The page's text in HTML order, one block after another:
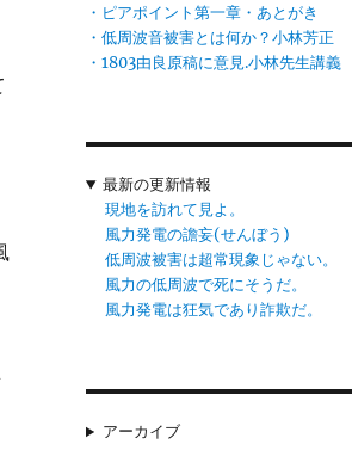
・ピアポイント第一章・あとがき
・低周波音被害とは何か？小林芳正
・1803由良原稿に意見.小林先生講義
最新の更新情報
現地を訪れて見よ。
風力発電の譫妄(せんぼう)
低周波被害は超常現象じゃない。
風力の低周波で死にそうだ。
風力発電は狂気であり詐欺だ。
アーカイブ